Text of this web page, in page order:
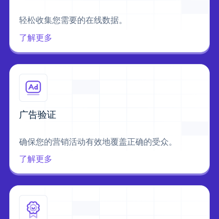
轻松收集您需要的在线数据。
了解更多
广告验证
确保您的营销活动有效地覆盖正确的受众。
了解更多